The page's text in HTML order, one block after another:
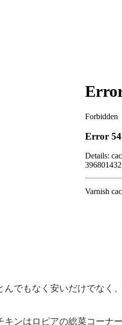
んでもなく安いだけでなく
キンはロピアの総菜コーナ